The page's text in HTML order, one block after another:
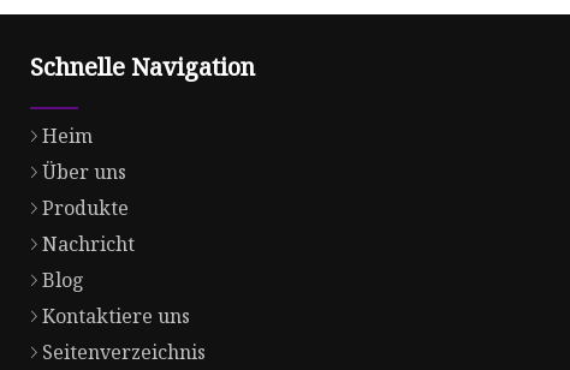
Schnelle Navigation
Heim
Über uns
Produkte
Nachricht
Blog
Kontaktiere uns
Seitenverzeichnis